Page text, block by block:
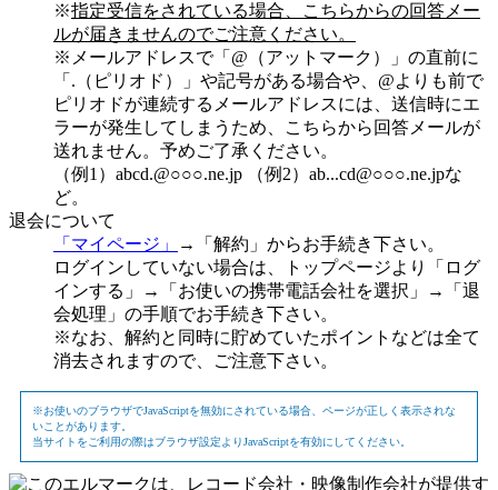
※指定受信をされている場合、こちらからの回答メー
ルが届きませんのでご注意ください。
※メールアドレスで「@（アットマーク）」の直前に
「.（ピリオド）」や記号がある場合や、@よりも前で
ピリオドが連続するメールアドレスには、送信時にエ
ラーが発生してしまうため、こちらから回答メールが
送れません。予めご了承ください。
（例1）abcd.@○○○.ne.jp （例2）ab...cd@○○○.ne.jpな
ど。
退会について
「マイページ」
→「解約」からお手続き下さい。
ログインしていない場合は、トップページより「ログ
インする」→「お使いの携帯電話会社を選択」→「退
会処理」の手順でお手続き下さい。
※なお、解約と同時に貯めていたポイントなどは全て
消去されますので、ご注意下さい。
※お使いのブラウザでJavaScriptを無効にされている場合、ページが正しく表示されな
いことがあります。
当サイトをご利用の際はブラウザ設定よりJavaScriptを有効にしてください。